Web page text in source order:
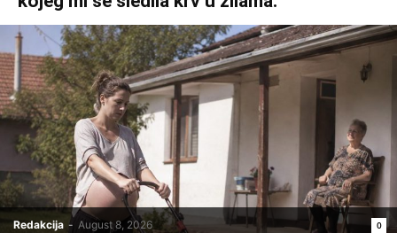
Redakcija - August 8, 2026 0